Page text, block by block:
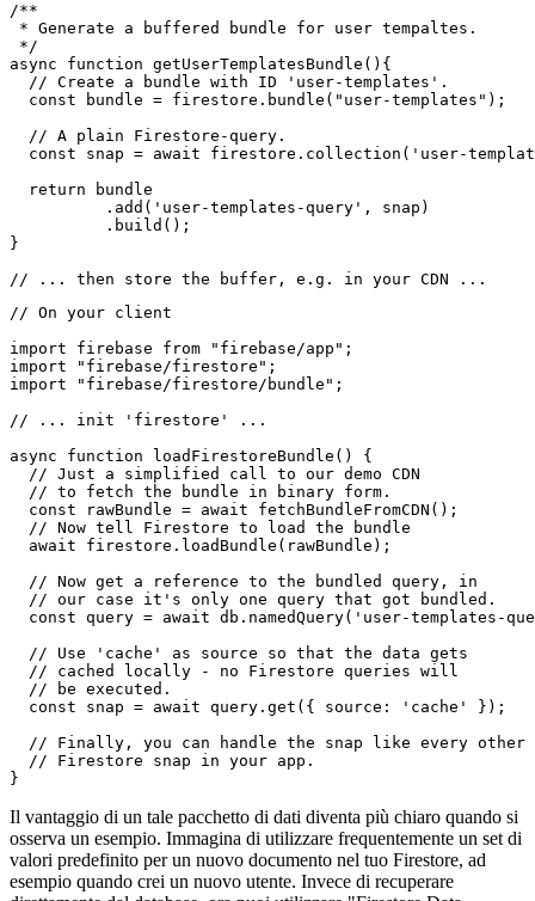
tuo CDN
// On your server ....
/**
* Generate a buffered bundle for user tempaltes.
*/
async function getUserTemplatesBundle(){
  // Create a bundle with ID 'user-templates'.
  const bundle = firestore.bundle("user-templates");
  // A plain Firestore-query.
const snap = await firestore.collection('user-
  return bundle
          .add('user-templates-query', snap)
          .build();
}
// On your client
import firebase from "firebase/app";
import "firebase/firestore";
import "firebase/firestore/bundle";
// ... init 'firestore' ...
async function loadFirestoreBundle() {
  // Just a simplified call to our demo CDN
  // to fetch the bundle in binary form.
  const rawBundle = await fetchBundleFromCDN();
  // Now tell Firestore to load the bundle
  await firestore.loadBundle(rawBundle);
  // Now get a reference to the bundled query, in
  // our case it's only one query that got bundled.
const query = await db.namedQuery('user-templates-
  // Use 'cache' as source so that the data gets
  // cached locally - no Firestore queries will
  // be executed.
  // Finally, you can handle the snap like every other
  // Firestore snap in your app.